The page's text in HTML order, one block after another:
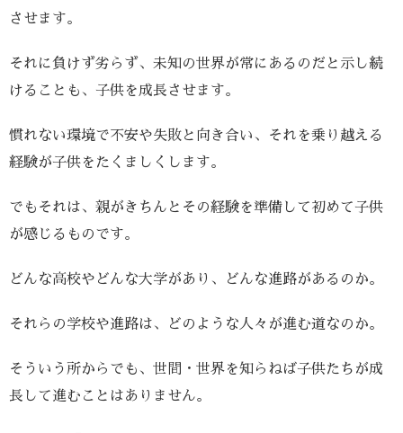
させます。
それに負けず劣らず、未知の世界が常にあるのだと示し続
けることも、子供を成長させます。
慣れない環境で不安や失敗と向き合い、それを乗り越える
経験が子供をたくましくします。
でもそれは、親がきちんとその経験を準備して初めて子供
が感じるものです。
どんな高校やどんな大学があり、どんな進路があるのか。
それらの学校や進路は、どのような人々が進む道なのか。
そういう所からでも、世間・世界を知らねば子供たちが成
長して進むことはありません。